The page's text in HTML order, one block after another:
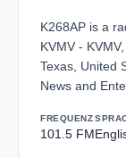
K268AP is a
KVMV -
Texas, United
News and
FREQUENZ
101.5 FM